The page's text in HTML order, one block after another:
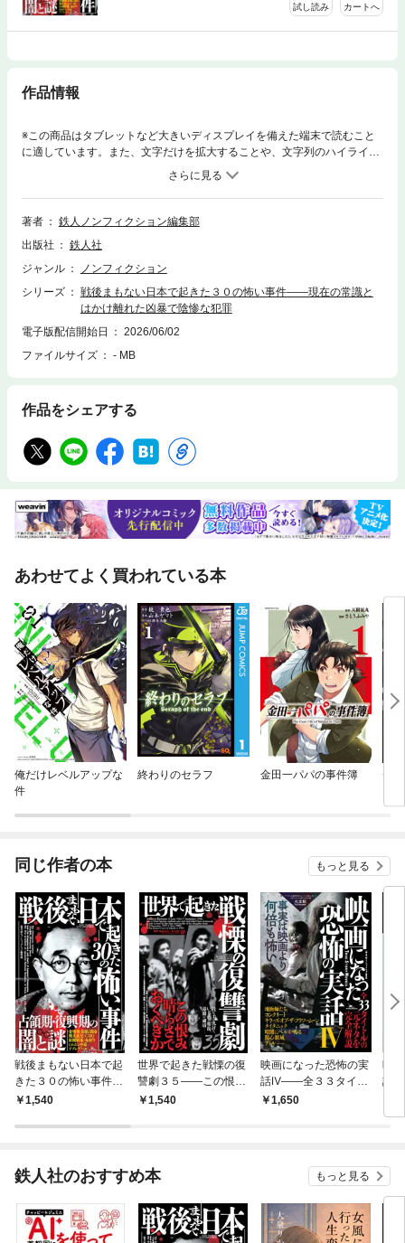
試し読み カートへ
作品情報
※この商品はタブレットなど大きいディスプレイを備えた端末で読むこと
に適しています。また、文字だけを拡大することや、文字列のハイライ
ト、検索、辞書の参照、引用などの機能が使用できません。終戦から９年
半、日本はまだ暗いトンネルの中にいた１９４５年（昭和20年）８月15日
正午、日本国営放送のラジオから昭和天皇裕仁の声が聞こえてきた。大半
の国民は内容を理解できなかったが、連合国から示された日本の無条件降
この日を境に日本は変わる。焼け跡に人が溢れ、闇市が軒を並べ、並木路
子の歌う「リンゴの唄」が街に流れた。国家に滅私奉公する戦時下の重く
音放送から１５日後、米陸軍元帥のダグラス・マッカーサーが厚木飛行場
に到着。彼を頂点とするＧＨＱ（連合国軍最高司令部）が設置され、日本
はアメリカの占領下に置かれる。本書は終戦から占領期、１９５２年４月
28日発効のサンフランシスコ平和条約による国家独立を経て、その後の高
度経済成長の幕開けとなる神武景気が始まる１９５４年１２月までの約９
惨な犯罪が繰り返されていた。■目次●第１章 一家皆殺し●第２章 戦慄●
震撼■著者 鉄人ノンフィクション編集部※過去に配信していた作品と同一
内容です。既にご購入済みの方は、重複購入にご注意ください。
著者
鉄人ノンフィクション編集部
出版社
鉄人社
ジャンル
ノンフィクション
シリーズ
戦後まもない日本で起きた３０の怖い事件――現在の常識と
はかけ離れた凶暴で陰惨な犯罪
電子版配信開始日
2026/06/02
ファイルサイズ
- MB
作品をシェアする
あわせてよく買われている本
俺だけレベルアップな
件
終わりのセラフ 金田一パパの事件簿
チ
ム
同じ作者の本 もっと見る
戦後まもない日本で起
きた３０の怖い事件―
―現在の常識とはかけ
罪
1,540
世界で起きた戦慄の復
讐劇３５――この恨み
晴らさでおくべきか
1,540
映画になった恐怖の実
話Ⅳ――全３３タイト
ルの元ネタを完全解説
1,650
映
話II
トル
鉄人社のおすすめ本 もっと見る